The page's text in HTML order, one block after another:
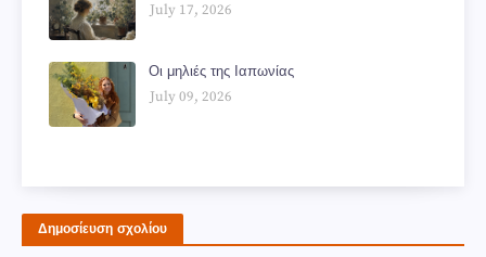
July 17, 2026
Οι μηλιές της Ιαπωνίας
July 09, 2026
Δημοσίευση σχολίου